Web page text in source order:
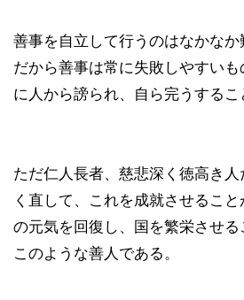
善事を自立して行うのはなかなか
だから善事は常に失敗しやすい
に人から謗られ、自ら完うするこ
ただ仁人長者、慈悲深く徳高き
く直して、これを成就させるこ
の元気を回復し、国を繁栄させる
このような善人である。